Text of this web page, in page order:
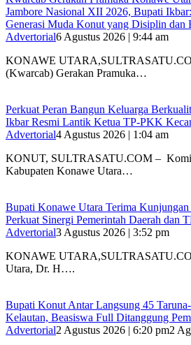
Jambore Nasional XII 2026, Bupati
Generasi Muda Konut yang Disiplin dan
Advertorial6 Agustus 2026 | 9:44 am
KONAWE
(Kwarcab) Gerakan Pramuka…
‎Perkuat Peran Bangun Keluarga
Ikbar Resmi Lantik Ketua TP-PKK
Advertorial4 Agustus 2026 | 1:04 am
‎KONUT, SULTRASATU.COM –
Kabupaten Konawe Utara…
Bupati Konawe Utara Terima
Perkuat Sinergi Pemerintah Daerah dan
Advertorial3 Agustus 2026 | 3:52 pm
‎KONAWE
Utara, Dr. H….
Bupati Konut Antar Langsung 45
Kelautan, Beasiswa Full Ditanggung
Advertorial2 Agustus 2026 | 6:20 pm2